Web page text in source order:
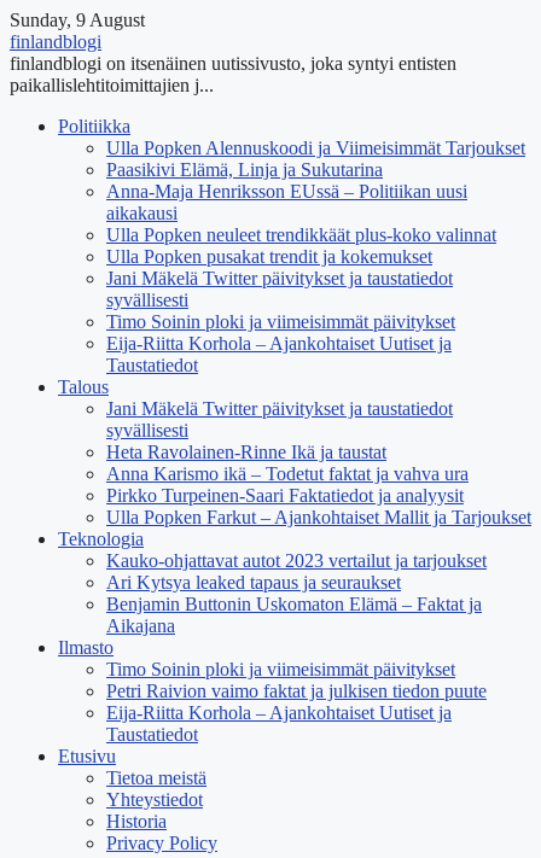
Sunday, 9 August
finlandblogi
finlandblogi on itsenäinen uutissivusto, joka syntyi entisten
paikallislehtitoimittajien j...
Politiikka
Ulla Popken Alennuskoodi ja Viimeisimmät Tarjoukset
Paasikivi Elämä, Linja ja Sukutarina
Anna-Maja Henriksson EUssä – Politiikan uusi
aikakausi
Ulla Popken neuleet trendikkäät plus-koko valinnat
Ulla Popken pusakat trendit ja kokemukset
Jani Mäkelä Twitter päivitykset ja taustatiedot
syvällisesti
Timo Soinin ploki ja viimeisimmät päivitykset
Eija-Riitta Korhola – Ajankohtaiset Uutiset ja
Taustatiedot
Talous
Jani Mäkelä Twitter päivitykset ja taustatiedot
syvällisesti
Heta Ravolainen-Rinne Ikä ja taustat
Anna Karismo ikä – Todetut faktat ja vahva ura
Pirkko Turpeinen-Saari Faktatiedot ja analyysit
Ulla Popken Farkut – Ajankohtaiset Mallit ja Tarjoukset
Teknologia
Kauko-ohjattavat autot 2023 vertailut ja tarjoukset
Ari Kytsya leaked tapaus ja seuraukset
Benjamin Buttonin Uskomaton Elämä – Faktat ja
Aikajana
Ilmasto
Timo Soinin ploki ja viimeisimmät päivitykset
Petri Raivion vaimo faktat ja julkisen tiedon puute
Eija-Riitta Korhola – Ajankohtaiset Uutiset ja
Taustatiedot
Etusivu
Tietoa meistä
Yhteystiedot
Historia
Privacy Policy